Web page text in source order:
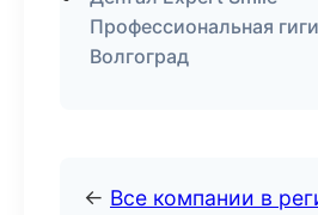
Профессиональная
Волгоград
← Все компании в